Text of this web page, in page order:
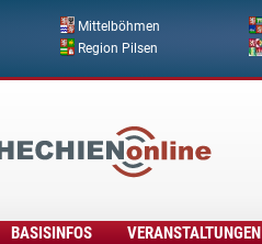
Mittelböhmen
Region Pilsen
BASISINFOS VERANSTALTUNGEN